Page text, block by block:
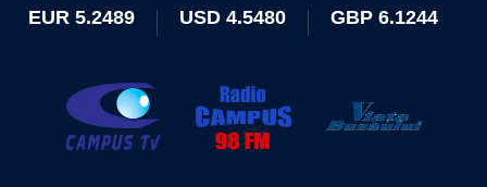
EUR 5.2489 USD 4.5480 GBP 6.1244